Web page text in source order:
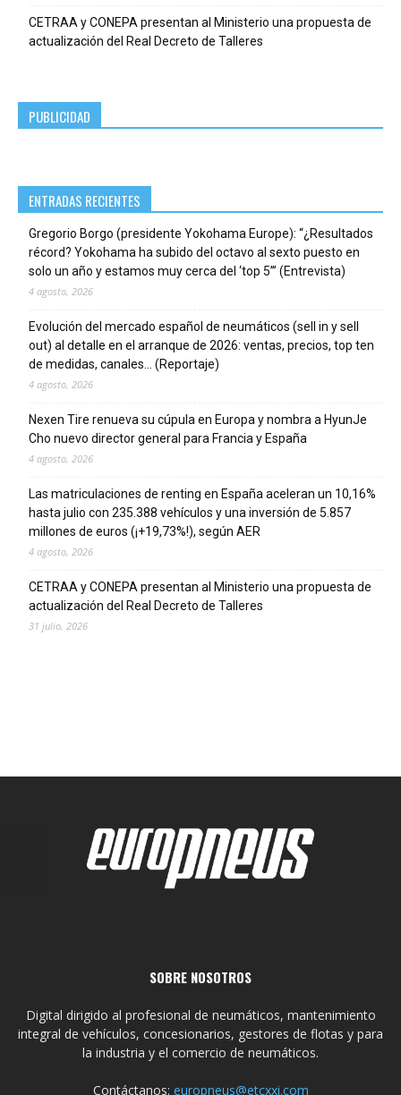
CETRAA y CONEPA presentan al Ministerio una propuesta de
actualización del Real Decreto de Talleres
PUBLICIDAD
ENTRADAS RECIENTES
Gregorio Borgo (presidente Yokohama Europe): “¿Resultados
récord? Yokohama ha subido del octavo al sexto puesto en
solo un año y estamos muy cerca del ‘top 5’” (Entrevista)
4 agosto, 2026
Evolución del mercado español de neumáticos (sell in y sell
out) al detalle en el arranque de 2026: ventas, precios, top ten
de medidas, canales… (Reportaje)
4 agosto, 2026
Nexen Tire renueva su cúpula en Europa y nombra a HyunJe
Cho nuevo director general para Francia y España
4 agosto, 2026
Las matriculaciones de renting en España aceleran un 10,16%
hasta julio con 235.388 vehículos y una inversión de 5.857
millones de euros (¡+19,73%!), según AER
4 agosto, 2026
CETRAA y CONEPA presentan al Ministerio una propuesta de
actualización del Real Decreto de Talleres
31 julio, 2026
SOBRE NOSOTROS
Digital dirigido al profesional de neumáticos, mantenimiento
integral de vehículos, concesionarios, gestores de flotas y para
la industria y el comercio de neumáticos.
Contáctanos: europneus@etcxxi.com